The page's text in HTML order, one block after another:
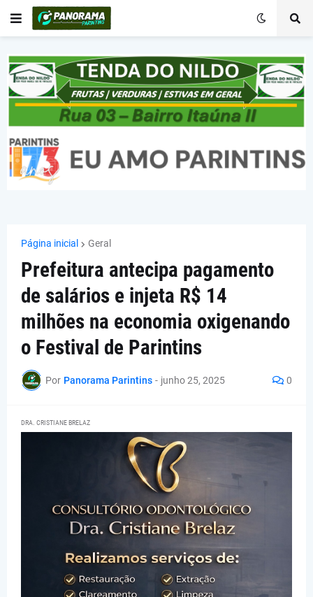
Página inicial Geral
Prefeitura antecipa pagamento
de salários e injeta R$ 14
milhões na economia oxigenando
o Festival de Parintins
Por Panorama Parintins - junho 25, 2025 0
DRA. CRISTIANE BRELAZ